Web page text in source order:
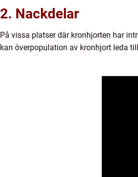
2. Nackdelar
På vissa platser där kronhjorten har
kan överpopulation av kronhjort leda